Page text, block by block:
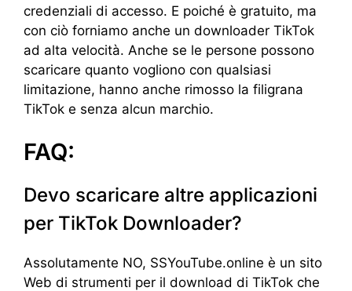
credenziali di accesso. E poiché è gratuito, ma
con ciò forniamo anche un downloader TikTok
ad alta velocità. Anche se le persone possono
scaricare quanto vogliono con qualsiasi
limitazione, hanno anche rimosso la filigrana
TikTok e senza alcun marchio.
FAQ:
Devo scaricare altre applicazioni
per TikTok Downloader?
Assolutamente NO, SSYouTube.online è un sito
Web di strumenti per il download di TikTok che